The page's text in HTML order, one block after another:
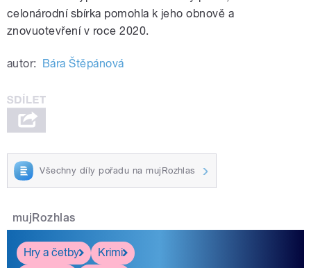
celonárodní sbírka pomohla k jeho obnově a
znovuotevření v roce 2020.
autor: Bára Štěpánová
Všechny díly pořadu na mujRozhlas
mujRozhlas
Hry a četby
Krimi